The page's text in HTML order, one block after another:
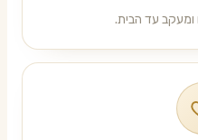
ומעקב עד הבית.